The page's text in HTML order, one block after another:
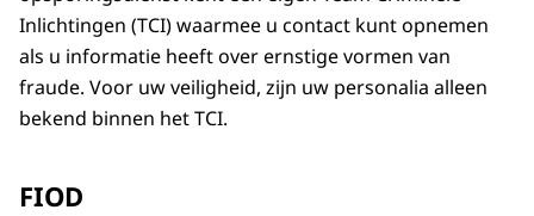
Inlichtingen (TCI) waarmee u contact kunt opnemen
als u informatie heeft over ernstige vormen van
fraude. Voor uw veiligheid, zijn uw personalia alleen
bekend binnen het TCI.
FIOD